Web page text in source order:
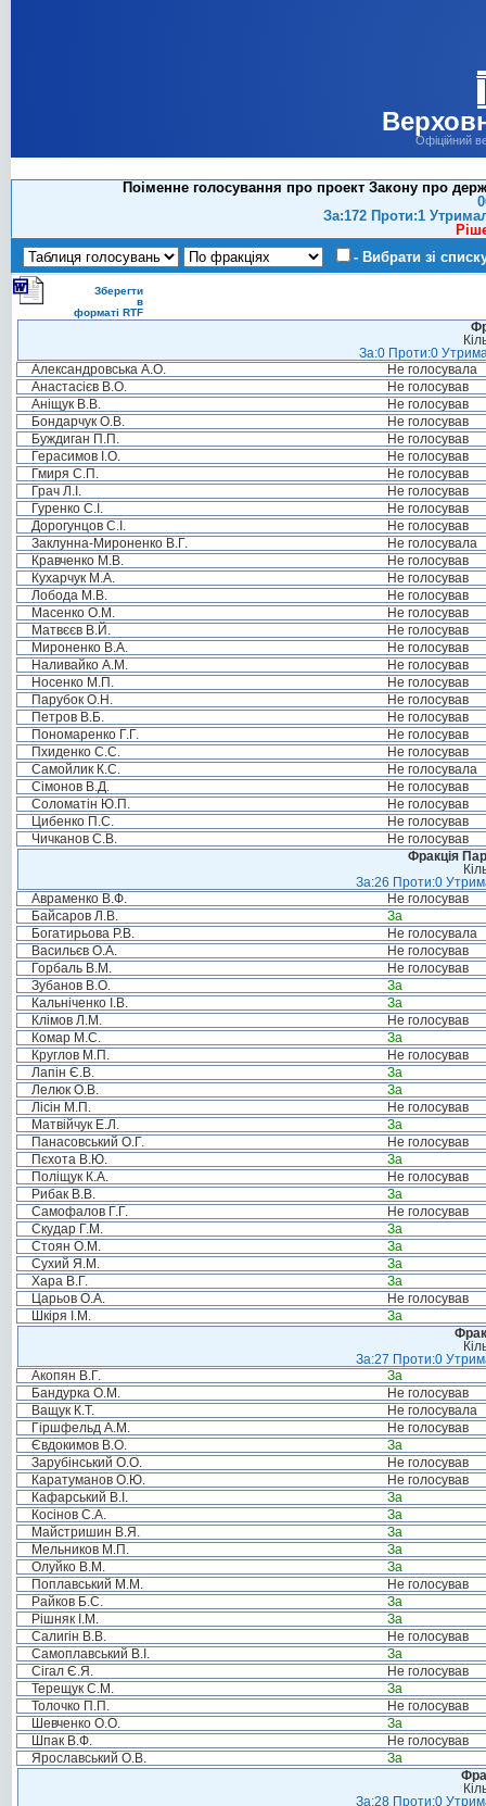
Офіційний
Поіменне голосування про проект Закону про
За:172 Проти:1
- Вибрати зі
Зберегти
в
форматі RTF
За:0 Проти:0
Александровська А.О.
Не голосувала
Анастасієв В.О.
Не голосував
Аніщук В.В.
Не голосував
Бондарчук О.В.
Не голосував
Буждиган П.П.
Не голосував
Герасимов І.О.
Не голосував
Гмиря С.П.
Не голосував
Грач Л.І.
Не голосував
Гуренко С.І.
Не голосував
Дорогунцов С.І.
Не голосував
Заклунна-Мироненко В.Г.
Не голосувала
Кравченко М.В.
Не голосував
Кухарчук М.А.
Не голосував
Лобода М.В.
Не голосував
Масенко О.М.
Не голосував
Матвєєв В.Й.
Не голосував
Мироненко В.А.
Не голосував
Наливайко А.М.
Не голосував
Носенко М.П.
Не голосував
Парубок О.Н.
Не голосував
Петров В.Б.
Не голосував
Пономаренко Г.Г.
Не голосував
Пхиденко С.С.
Не голосував
Самойлик К.С.
Не голосувала
Сімонов В.Д.
Не голосував
Соломатін Ю.П.
Не голосував
Цибенко П.С.
Не голосував
Чичканов С.В.
Не голосував
Фракція
За:26 Проти:0
Авраменко В.Ф.
Не голосував
Байсаров Л.В.
За
Богатирьова Р.В.
Не голосувала
Васильєв О.А.
Не голосував
Горбаль В.М.
Не голосував
Зубанов В.О.
За
Кальніченко І.В.
За
Клімов Л.М.
Не голосував
Комар М.С.
За
Круглов М.П.
Не голосував
Лапін Є.В.
За
Лелюк О.В.
За
Лісін М.П.
Не голосував
Матвійчук Е.Л.
За
Панасовський О.Г.
Не голосував
Пєхота В.Ю.
За
Поліщук К.А.
Не голосував
Рибак В.В.
За
Самофалов Г.Г.
Не голосував
Скудар Г.М.
За
Стоян О.М.
За
Сухий Я.М.
За
Хара В.Г.
За
Царьов О.А.
Не голосував
Шкіря І.М.
За
За:27 Проти:0
Акопян В.Г.
За
Бандурка О.М.
Не голосував
Ващук К.Т.
Не голосувала
Гіршфельд А.М.
Не голосував
Євдокимов В.О.
За
Зарубінський О.О.
Не голосував
Каратуманов О.Ю.
Не голосував
Кафарський В.І.
За
Косінов С.А.
За
Майстришин В.Я.
За
Мельников М.П.
За
Олуйко В.М.
За
Поплавський М.М.
Не голосував
Райков Б.С.
За
Рішняк І.М.
За
Салигін В.В.
Не голосував
Самоплавський В.І.
За
Сігал Є.Я.
Не голосував
Терещук С.М.
За
Толочко П.П.
Не голосував
Шевченко О.О.
За
Шпак В.Ф.
Не голосував
Ярославський О.В.
За
За:28 Проти:0